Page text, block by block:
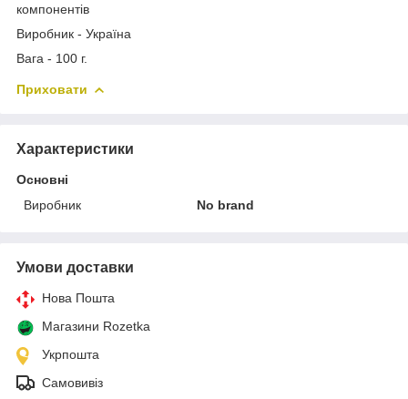
компонентів
Виробник - Україна
Вага - 100 г.
Приховати
Характеристики
Основні
Виробник
No brand
Умови доставки
Нова Пошта
Магазини Rozetka
Укрпошта
Самовивіз